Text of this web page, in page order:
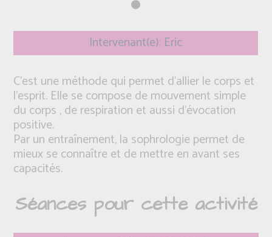
Intervenant(e): Eric
C'est une méthode qui permet d'allier le corps et
l'esprit. Elle se compose de mouvement simple
du corps , de respiration et aussi d'évocation
positive.
Par un entraînement, la sophrologie permet de
mieux se connaître et de mettre en avant ses
capacités.
Séances pour cette activité